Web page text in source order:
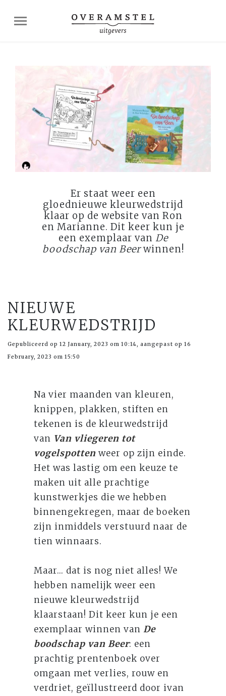
Er staat weer een
gloednieuwe kleurwedstrijd
klaar op de website van Ron
en Marianne. Dit keer kun je
een exemplaar van De
boodschap van Beer winnen!
NIEUWE
KLEURWEDSTRIJD
Gepubliceerd op 12 January, 2023 om 10:14, aangepast op 16
February, 2023 om 15:50
Na vier maanden van kleuren,
knippen, plakken, stiften en
tekenen is de kleurwedstrijd
van Van vliegeren tot
vogelspotten weer op zijn einde.
Het was lastig om een keuze te
maken uit alle prachtige
kunstwerkjes die we hebben
binnengekregen, maar de boeken
zijn inmiddels verstuurd naar de
tien winnaars.
Maar... dat is nog niet alles! We
hebben namelijk weer een
nieuwe kleurwedstrijd
klaarstaan! Dit keer kun je een
exemplaar winnen vanDe
boodschap van Beer: een
prachtig prentenboek over
omgaan met verlies, rouw en
verdriet, geïllustreerd door ivan